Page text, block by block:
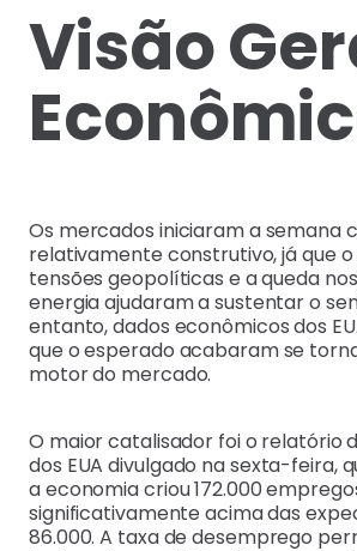
Visão
Os mercados iniciaram a semana
relativamente construtivo, já que o
tensões geopolíticas e a queda
energia ajudaram a sustentar o
entanto, dados econômicos dos
que o esperado acabaram se
motor do mercado.
O maior catalisador foi o relatório
dos EUA divulgado na sexta-feira,
a economia criou 172.000
significativamente acima das
86.000. A taxa de desemprego